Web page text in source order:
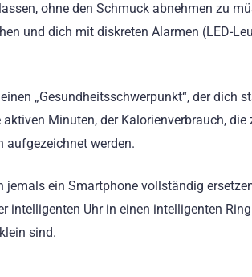
ohne den Schmuck abnehmen zu
und dich mit diskreten Alarmen (LED-
„Gesundheitsschwerpunkt“, der dich
Minuten, der Kalorienverbrauch,
aufgezeichnet werden.
ein Smartphone vollständig
intelligenten Uhr in einen intelligenten
sind.